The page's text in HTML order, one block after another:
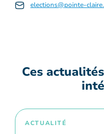
elections@pointe-
Ces
ACTUALITÉ